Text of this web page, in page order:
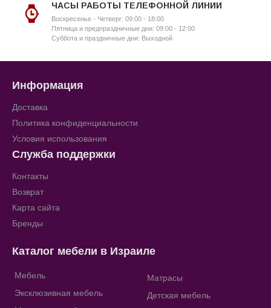
ЧАСЫ РАБОТЫ ТЕЛЕФОННОЙ ЛИНИИ
Воскресенье - Четверг: 09:00 - 18:00
Пятница и предпраздничные дни: 09:00 - 12:00
Суббота и праздничные дни: Выходной
Информация
Доставка
Политика конфиденциальности
Условия использования
Служба поддержки
Контакты
Возврат
Карта сайта
Бренды
Каталог мебели в Израиле
Мебель
Эксклюзивная мебель
Матрасы
Детская мебель